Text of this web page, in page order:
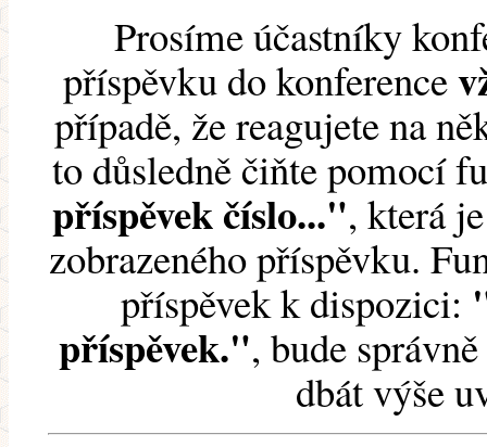
Prosíme účastníky
příspěvku do konference
případě, že reagujete na
to důsledně čiňte pomocí
příspěvek číslo...", která
zobrazeného příspěvku.
příspěvek k dispozici:
příspěvek.", bude
dbát výše